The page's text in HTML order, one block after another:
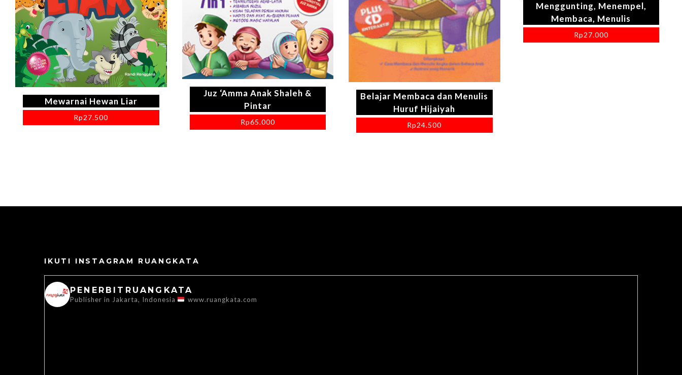
Mewarnai Hewan Liar
Rp27.500
Juz ‘Amma Anak Shaleh &
Pintar
Rp65.000
Belajar Membaca dan Menulis
Huruf Hijaiyah
Rp24.500
Menggunting, Menempel,
Membaca, Menulis
Rp27.000
IKUTI INSTAGRAM RUANGKATA
PENERBITRUANGKATA
Publisher in Jakarta, Indonesia www.ruangkata.com